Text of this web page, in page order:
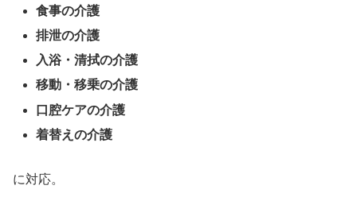
食事の介護
排泄の介護
入浴・清拭の介護
移動・移乗の介護
口腔ケアの介護
着替えの介護
に対応。